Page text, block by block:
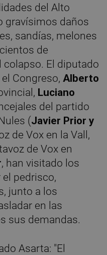
del Alto
gravísimos daños
sandías, melones
de
El diputado
Congreso, Alberto
Luciano
del partido
(Javier Prior y
de Vox en la Vall,
de Vox en
, han visitado los
pedrisco,
junto a los
en las
sus demandas.
Asarta: "El